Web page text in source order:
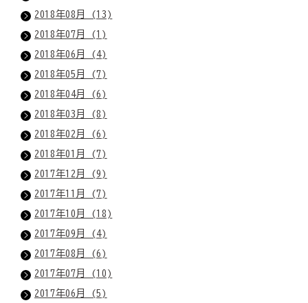
2018年08月 (13)
2018年07月 (1)
2018年06月 (4)
2018年05月 (7)
2018年04月 (6)
2018年03月 (8)
2018年02月 (6)
2018年01月 (7)
2017年12月 (9)
2017年11月 (7)
2017年10月 (18)
2017年09月 (4)
2017年08月 (6)
2017年07月 (10)
2017年06月 (5)